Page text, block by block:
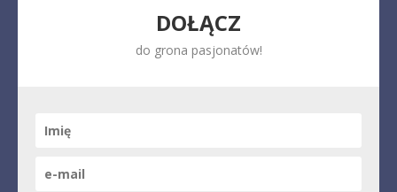
DOŁĄCZ
do grona pasjonatów!